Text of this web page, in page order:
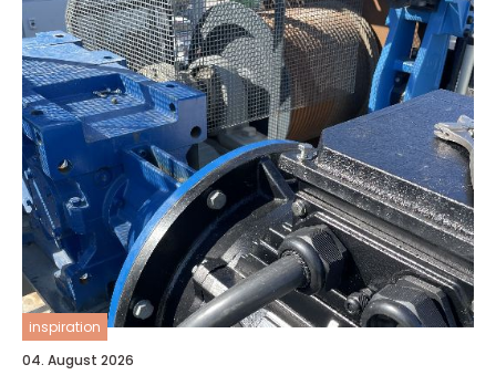
inspiration
04. August 2026